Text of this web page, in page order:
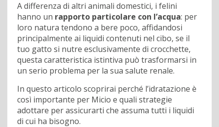
A differenza di altri animali domestici, i felini
hanno un rapporto particolare con l’acqua: per
loro natura tendono a bere poco, affidandosi
principalmente ai liquidi contenuti nel cibo, se il
tuo gatto si nutre esclusivamente di crocchette,
questa caratteristica istintiva può trasformarsi in
un serio problema per la sua salute renale.
In questo articolo scoprirai perché l’idratazione è
così importante per Micio e quali strategie
adottare per assicurarti che assuma tutti i liquidi
di cui ha bisogno.